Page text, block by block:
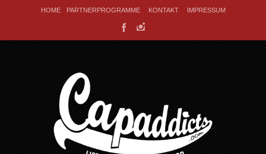
HOME PARTNERPROGRAMME KONTAKT IMPRESSUM